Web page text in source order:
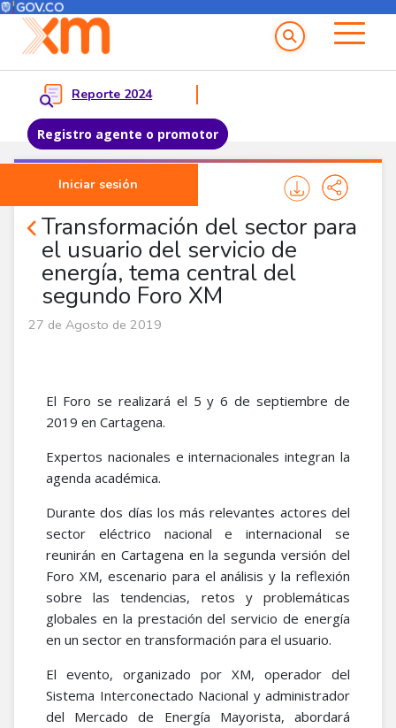
Pasar al contenido principal
Menú del Usuario
Reporte 2024
Registro agente o promotor
Iniciar sesión
Menu principal
Transformación del sector para
el usuario del servicio de
energía, tema central del
segundo Foro XM
Comunicados
27 de Agosto de 2019
El Foro se realizará el 5 y 6 de septiembre de
2019 en Cartagena.
Expertos nacionales e internacionales integran la
agenda académica.
Durante dos días los más relevantes actores del
sector eléctrico nacional e internacional se
reunirán en Cartagena en la segunda versión del
Foro XM, escenario para el análisis y la reflexión
sobre las tendencias, retos y problemáticas
globales en la prestación del servicio de energía
en un sector en transformación para el usuario.
El evento, organizado por XM, operador del
Sistema Interconectado Nacional y administrador
del Mercado de Energía Mayorista, abordará